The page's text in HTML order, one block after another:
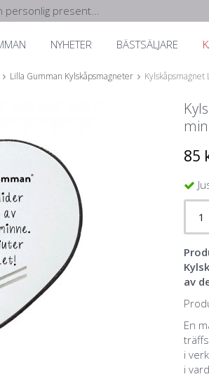
personlig present...
NYHETER BÄSTSÄLJARE
Lilla Gumman Kylskåpsmagneter
85
av
En
i
i